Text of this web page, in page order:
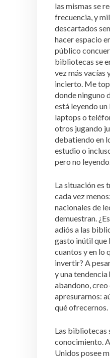
las mismas se
frecuencia, y
descartados
hacer espacio
público
bibliotecas se
vez más vacías
incierto. Me
donde ninguno
está leyendo un
laptops o
otros jugando
debatiendo en
estudio o
pero no
La situación es
cada vez
nacionales de
demuestran.
adiós a las
gasto inútil que
cuantos y en lo
invertir? A
y una tendencia
abandono, creo
apresurarnos:
qué ofrecernos.
Las bibliotecas
conocimiento.
Unidos posee